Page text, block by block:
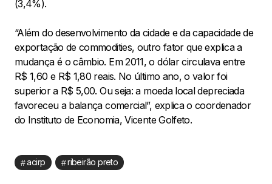
(3,4%).
“Além do desenvolvimento da cidade e da capacidade de
exportação de commodities, outro fator que explica a
mudança é o câmbio. Em 2011, o dólar circulava entre
R$ 1,60 e R$ 1,80 reais. No último ano, o valor foi
superior a R$ 5,00. Ou seja: a moeda local depreciada
favoreceu a balança comercial”, explica o coordenador
do Instituto de Economia, Vicente Golfeto.
acirp ribeirão preto